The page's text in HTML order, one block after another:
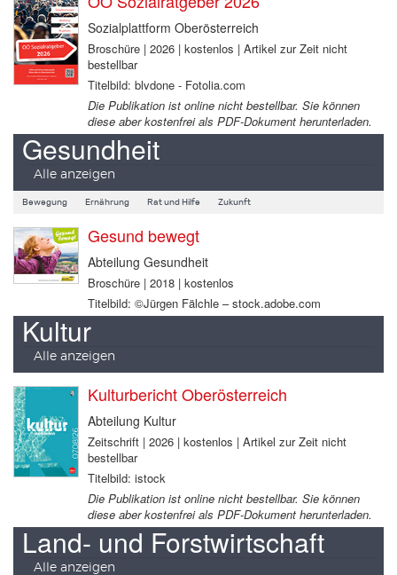
Sozialplattform Oberösterreich
Broschüre | 2026 | kostenlos | Artikel zur Zeit nicht
bestellbar
Titelbild: blvdone - Fotolia.com
Die Publikation ist online nicht bestellbar. Sie können
diese aber kostenfrei als PDF-Dokument herunterladen.
Gesundheit
Alle anzeigen
Bewegung Ernährung Rat und Hilfe Zukunft
Gesund bewegt
Abteilung Gesundheit
Broschüre | 2018 | kostenlos
Titelbild: ©Jürgen Fälchle – stock.adobe.com
Kultur
Alle anzeigen
Kulturbericht Oberösterreich
Abteilung Kultur
Zeitschrift | 2026 | kostenlos | Artikel zur Zeit nicht
bestellbar
Titelbild: istock
Die Publikation ist online nicht bestellbar. Sie können
diese aber kostenfrei als PDF-Dokument herunterladen.
Land- und Forstwirtschaft
Alle anzeigen